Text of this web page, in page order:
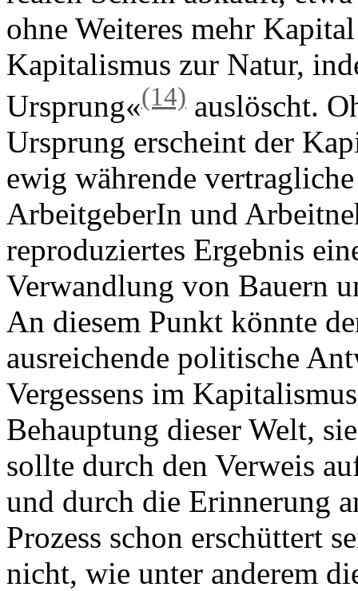
ohne Weiteres mehr
Kapitalismus zur Natur,
Ursprung«(14) auslöscht.
Ursprung erscheint der
ewig währende
ArbeitgeberIn und
reproduziertes Ergebnis
Verwandlung von Bauern
An diesem Punkt könnte
ausreichende politische
Vergessens im
Behauptung dieser Welt,
sollte durch den Verweis
und durch die Erinnerung
Prozess schon erschüttert
nicht, wie unter anderem